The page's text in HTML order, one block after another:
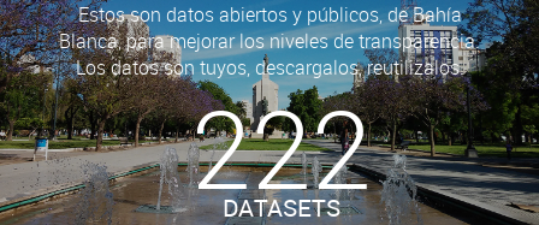
Estos son datos abiertos y públicos, de Bahía
Blanca, para mejorar los niveles de transparencia.
Los datos son tuyos, descargalos, reutilizalos.
222
DATASETS